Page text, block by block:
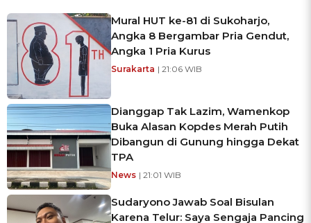
Mural HUT ke-81 di Sukoharjo,
Angka 8 Bergambar Pria Gendut,
Angka 1 Pria Kurus
Surakarta | 21:06 WIB
Dianggap Tak Lazim, Wamenkop
Buka Alasan Kopdes Merah Putih
Dibangun di Gunung hingga Dekat
TPA
News | 21:01 WIB
Sudaryono Jawab Soal Bisulan
Karena Telur: Saya Sengaja Pancing